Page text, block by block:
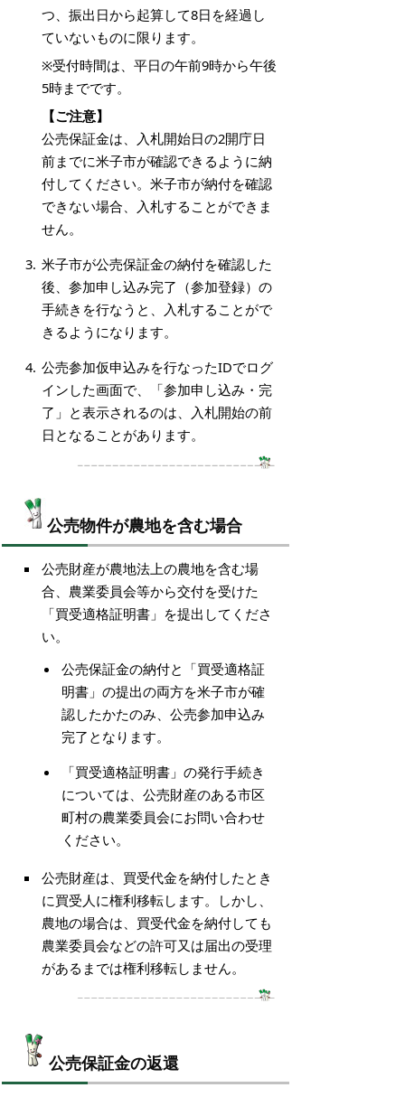
つ、振出日から起算して8日を経過し
ていないものに限ります。
※受付時間は、平日の午前9時から午後
5時までです。
【ご注意】
公売保証金は、入札開始日の2開庁日
前までに米子市が確認できるように納
付してください。米子市が納付を確認
できない場合、入札することができま
せん。
米子市が公売保証金の納付を確認した
後、参加申し込み完了（参加登録）の
手続きを行なうと、入札することがで
きるようになります。
公売参加仮申込みを行なったIDでログ
インした画面で、「参加申し込み・完
了」と表示されるのは、入札開始の前
日となることがあります。
公売物件が農地を含む場合
公売財産が農地法上の農地を含む場
合、農業委員会等から交付を受けた
「買受適格証明書」を提出してくださ
い。
公売保証金の納付と「買受適格証
明書」の提出の両方を米子市が確
認したかたのみ、公売参加申込み
完了となります。
「買受適格証明書」の発行手続き
については、公売財産のある市区
町村の農業委員会にお問い合わせ
ください。
公売財産は、買受代金を納付したとき
に買受人に権利移転します。しかし、
農地の場合は、買受代金を納付しても
農業委員会などの許可又は届出の受理
があるまでは権利移転しません。
公売保証金の返還